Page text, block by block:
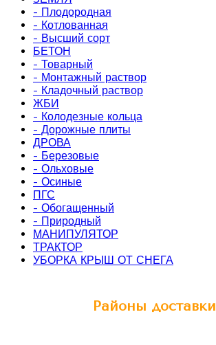
- Плодородная
- Котлованная
- Высший сорт
БЕТОН
- Товарный
- Монтажный раствор
- Кладочный раствор
ЖБИ
- Колодезные кольца
- Дорожные плиты
ДРОВА
- Березовые
- Ольховые
- Осиные
ПГС
- Обогащенный
- Природный
МАНИПУЛЯТОР
ТРАКТОР
УБОРКА КРЫШ ОТ СНЕГА
Районы доставки